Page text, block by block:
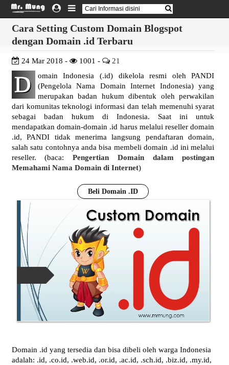
Cara Setting Custom Domain Blogspot
dengan Domain .id Terbaru
24 Mar 2018 - 1001 - 21
D
omain Indonesia (.id) dikelola resmi oleh PANDI
(Pengelola Nama Domain Internet Indonesia) yang
merupakan badan hukum dibentuk oleh perwakilan
dari komunitas teknologi informasi dan telah memenuhi syarat
sebagai badan hukum di Indonesia. Saat ini untuk
mendapatkan domain-domain .id harus melalui reseller domain
.id, PANDI tidak menerima langsung pendaftaran domain,
salah satu contohnya anda bisa membeli domain .id ini melalui
reseller. (baca:Pengertian Domain dalam postingan
Memahami Nama Domain di Internet)
Beli Domain .ID
Domain .id yang tersedia dan bisa dibeli oleh warga Indonesia
adalah: .id, .co.id, .web.id, .or.id, .ac.id, .sch.id, .biz.id, .my.id,